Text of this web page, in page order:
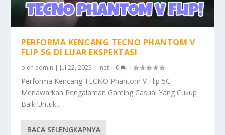
PERFORMA KENCANG TECNO PHANTOM V
FLIP 5G DI LUAR EKSPEKTASI
oleh admin | Jul 22, 2025 | Inet | 0 |
Performa Kencang TECNO Phantom V Flip 5G
Menawarkan Pengalaman Gaming Casual Yang Cukup
Baik Untuk...
BACA SELENGKAPNYA